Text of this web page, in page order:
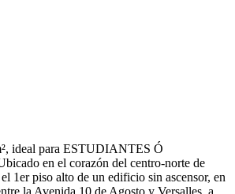
ideal para ESTUDIANTES Ó
en el corazón del centro-norte de
1er piso alto de un edificio sin ascensor, en